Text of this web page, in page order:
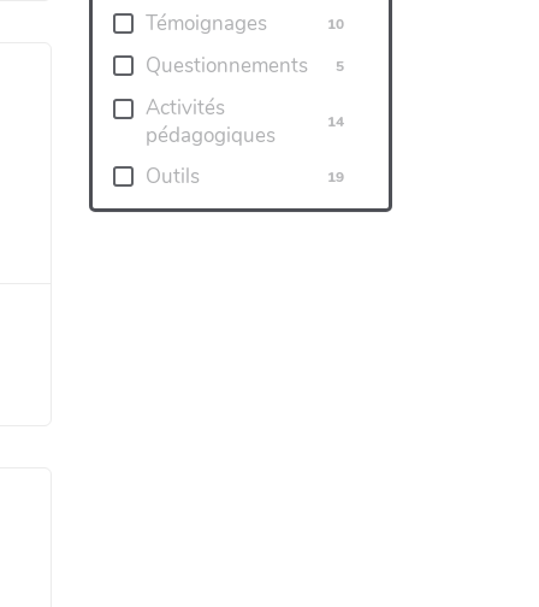
Témoignages 10
Questionnements 5
Activités
pédagogiques
14
Outils 19